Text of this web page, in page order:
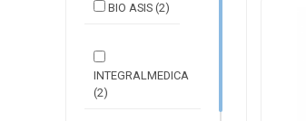
BIO ASIS (2)
INTEGRALMEDICA
(2)